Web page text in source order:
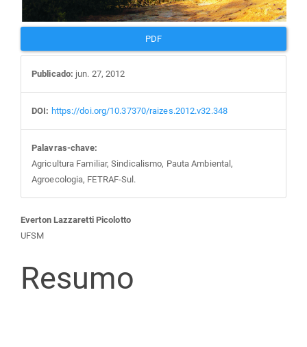
PDF
Publicado: jun. 27, 2012
DOI: https://doi.org/10.37370/raizes.2012.v32.348
Palavras-chave:
Agricultura Familiar, Sindicalismo, Pauta Ambiental,
Agroecologia, FETRAF-Sul.
Conteúdo
do
artigo
Everton Lazzaretti Picolotto
UFSM
Resumo